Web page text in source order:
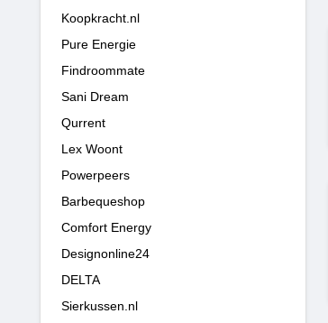
Koopkracht.nl
Pure Energie
Findroommate
Sani Dream
Qurrent
Lex Woont
Powerpeers
Barbequeshop
Comfort Energy
Designonline24
DELTA
Sierkussen.nl